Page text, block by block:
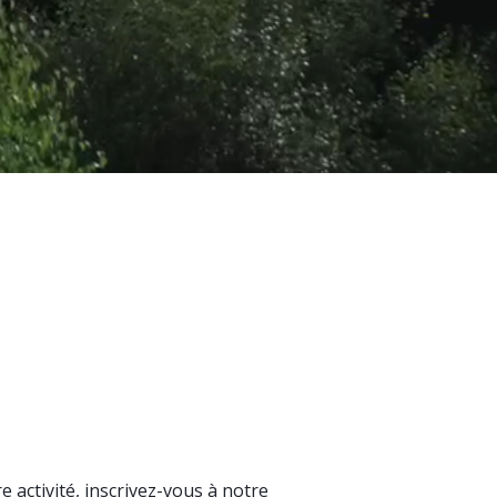
activité, inscrivez-vous à notre